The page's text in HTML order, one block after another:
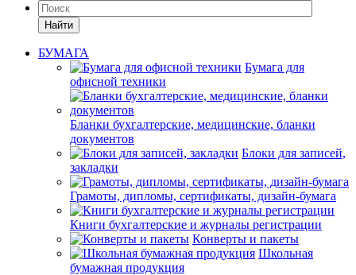
Найти
БУМАГА
Бумага для
офисной техники
Бланки бухгалтерские, медицинские, бланки
документов
Блоки для записей,
закладки
Грамоты, дипломы, сертификаты, дизайн-бумага
Книги бухгалтерские и журналы регистрации
Конверты и пакеты
Школьная
бумажная продукция